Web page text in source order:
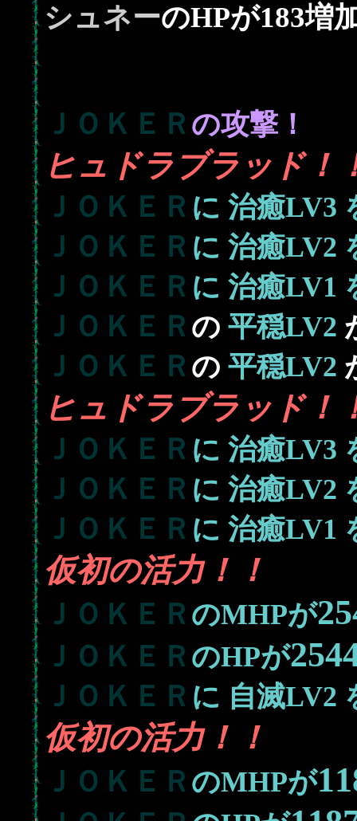
シュネーのHPが183増
ＪＯＫＥＲ の攻撃！
ヒュドラブラッド！
ＪＯＫＥＲ に 治癒LV3
ＪＯＫＥＲ に 治癒LV2
ＪＯＫＥＲ に 治癒LV1
ＪＯＫＥＲ の 平穏LV2
ＪＯＫＥＲ の 平穏LV2
ヒュドラブラッド！
ＪＯＫＥＲ に 治癒LV3
ＪＯＫＥＲ に 治癒LV2
ＪＯＫＥＲ に 治癒LV1
仮初の活力！！
ＪＯＫＥＲ のMHPが
ＪＯＫＥＲ のHPが
ＪＯＫＥＲ に 自滅LV2
仮初の活力！！
ＪＯＫＥＲ のMHPが